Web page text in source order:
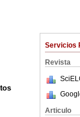
Servicios
Revista
Articulo